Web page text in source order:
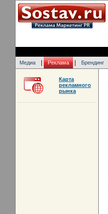
Медиа Реклама Брендинг
Карта
рекламного
рынка